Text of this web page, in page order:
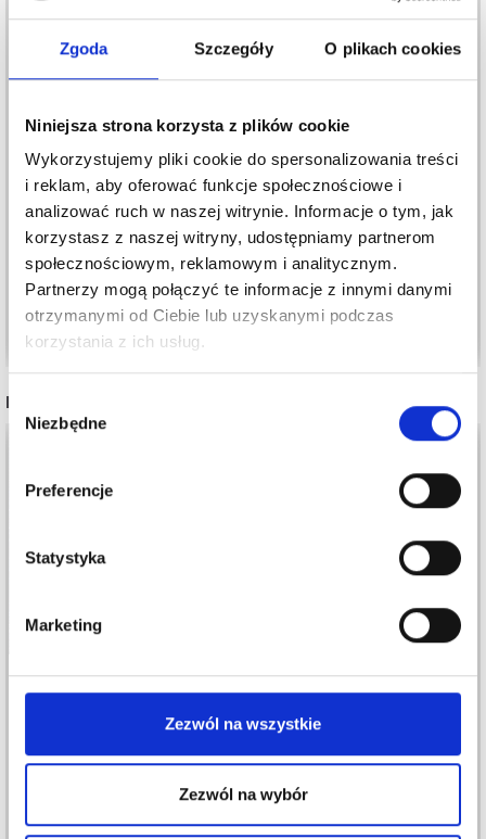
Zgoda Szczegóły O plikach cookies
Niniejsza strona korzysta z plików cookie
Wykorzystujemy pliki cookie do spersonalizowania treści
i reklam, aby oferować funkcje społecznościowe i
analizować ruch w naszej witrynie. Informacje o tym, jak
korzystasz z naszej witryny, udostępniamy partnerom
społecznościowym, reklamowym i analitycznym.
Partnerzy mogą połączyć te informacje z innymi danymi
otrzymanymi od Ciebie lub uzyskanymi podczas
korzystania z ich usług.
Wybór
zgody
Niezbędne
Preferencje
Statystyka
Marketing
Zezwól na wszystkie
Zezwól na wybór
DIY ZESTAW DO
DEKORACJI, BOŻE
NARODZENIE
79,95 zł
Dodaj do koszyka
LINDEHOBBY
BRĄZOWE
PLASTIKOWE GUZIKI,
24 MM, 10 SZT
15,45 zł 30,95 zł
Okazja31/08/2026
Dodaj do koszyka
INNI TEŻ WIDZIELI
42,10 zł
MALABRIGO LACE
33,75 zł